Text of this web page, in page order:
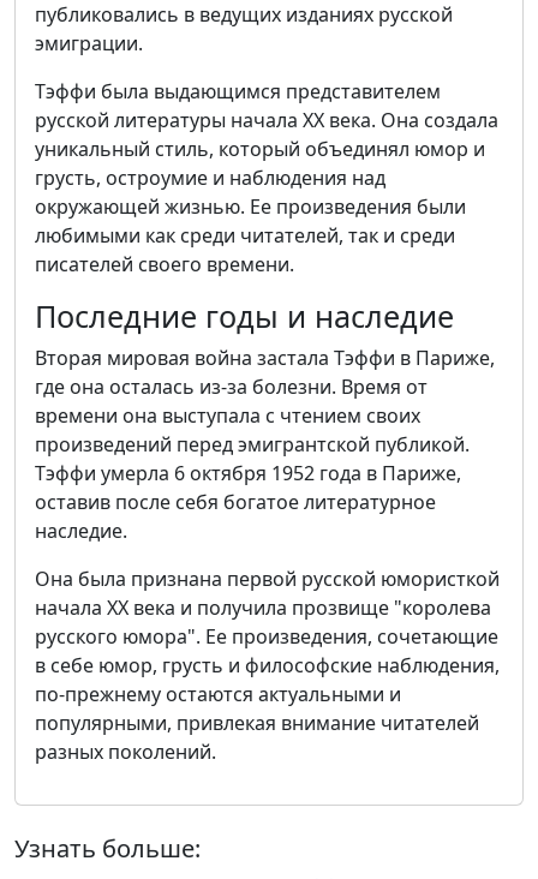
публиковались в ведущих изданиях русской
эмиграции.
Тэффи была выдающимся представителем
русской литературы начала XX века. Она создала
уникальный стиль, который объединял юмор и
грусть, остроумие и наблюдения над
окружающей жизнью. Ее произведения были
любимыми как среди читателей, так и среди
писателей своего времени.
Последние годы и наследие
Вторая мировая война застала Тэффи в Париже,
где она осталась из-за болезни. Время от
времени она выступала с чтением своих
произведений перед эмигрантской публикой.
Тэффи умерла 6 октября 1952 года в Париже,
оставив после себя богатое литературное
наследие.
Она была признана первой русской юмористкой
начала XX века и получила прозвище "королева
русского юмора". Ее произведения, сочетающие
в себе юмор, грусть и философские наблюдения,
по-прежнему остаются актуальными и
популярными, привлекая внимание читателей
разных поколений.
Узнать больше: